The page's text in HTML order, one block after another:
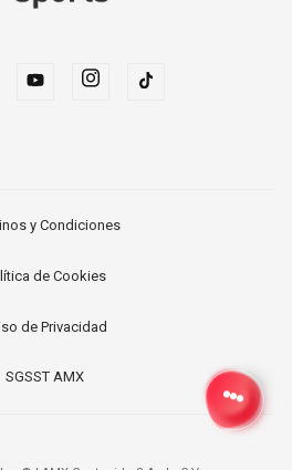
y Condiciones
de Cookies
de Privacidad
SGSST AMX